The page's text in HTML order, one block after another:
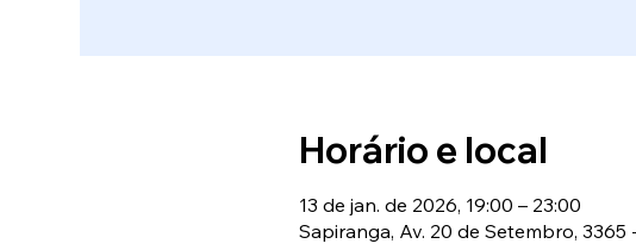
Horário e local
13 de jan. de 2026, 19:00 – 23:00
Sapiranga, Av. 20 de Setembro,